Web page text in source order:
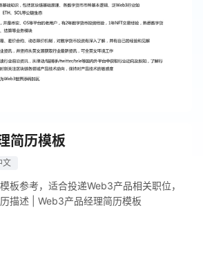
简历模板
文
板参考，适合投递Web3产品相关职位，
描述 | Web3产品经理简历模板